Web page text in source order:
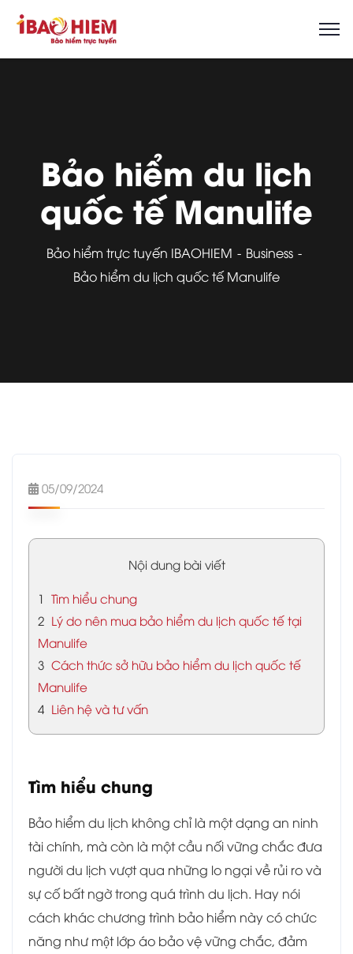
Bảo hiểm du lịch
quốc tế Manulife
Bảo hiểm trực tuyến IBAOHIEM
Business
Bảo hiểm du lịch quốc tế Manulife
05/09/2024
Nội dung bài viết
1 Tìm hiểu chung
2 Lý do nên mua bảo hiểm du lịch quốc tế tại
Manulife
3 Cách thức sở hữu bảo hiểm du lịch quốc tế
Manulife
4 Liên hệ và tư vấn
Tìm hiểu chung
Bảo hiểm du lịch không chỉ là một dạng an ninh
tài chính, mà còn là một cầu nối vững chắc đưa
người du lịch vượt qua những lo ngại về rủi ro và
sự cố bất ngờ trong quá trình du lịch. Hay nói
cách khác chương trình bảo hiểm này có chức
năng như một lớp áo bảo vệ vững chắc, đảm